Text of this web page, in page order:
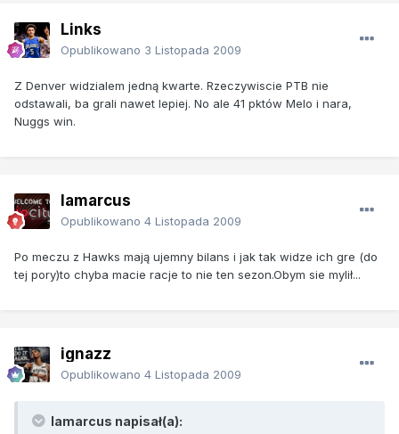
Links
Opublikowano 3 Listopada 2009
Z Denver widzialem jedną kwarte. Rzeczywiscie PTB nie
odstawali, ba grali nawet lepiej. No ale 41 pktów Melo i nara,
Nuggs win.
lamarcus
Opublikowano 4 Listopada 2009
Po meczu z Hawks mają ujemny bilans i jak tak widze ich gre (do
tej pory)to chyba macie racje to nie ten sezon.Obym sie mylił...
ignazz
Opublikowano 4 Listopada 2009
lamarcus napisał(a):